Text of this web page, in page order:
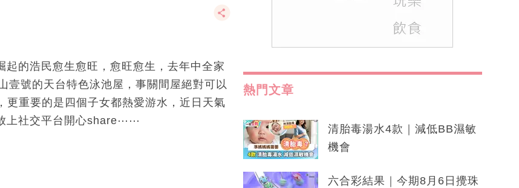
的浩民愈生愈旺，愈旺愈生，去年中全家
壹號的天台特色泳池屋，事關間屋絕對可以
重要的是四個子女都熱愛游水，近日天氣
上社交平台開心share⋯⋯
熱門文章
清胎毒湯水4款｜減低BB濕敏
機會
六合彩結果｜今期8月6日攪珠